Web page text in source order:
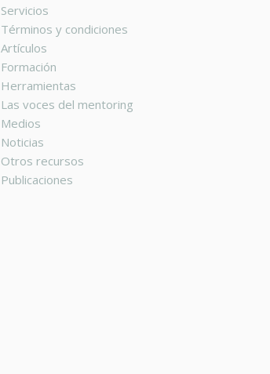
Servicios
Términos y condiciones
Artículos
Formación
Herramientas
Las voces del mentoring
Medios
Noticias
Otros recursos
Publicaciones